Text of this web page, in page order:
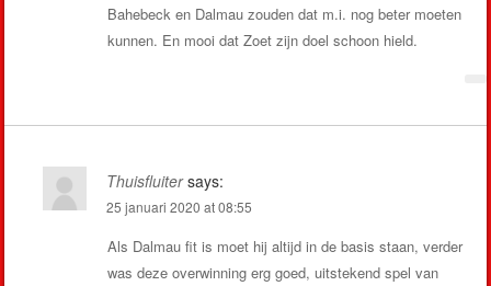
Bahebeck en Dalmau zouden dat m.i. nog beter moeten
kunnen. En mooi dat Zoet zijn doel schoon hield.
Thuisfluiter says:
25 januari 2020 at 08:55
Als Dalmau fit is moet hij altijd in de basis staan, verder
was deze overwinning erg goed, uitstekend spel van